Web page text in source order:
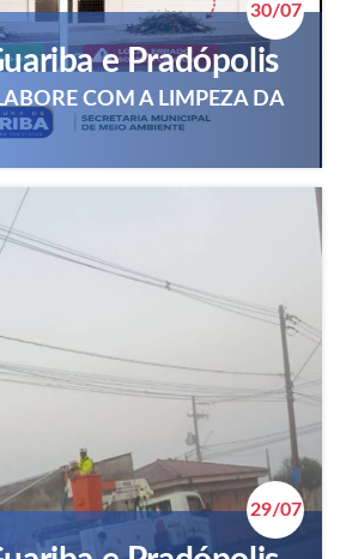
30/07
e Pradópolis
COM A LIMPEZA DA
29/07